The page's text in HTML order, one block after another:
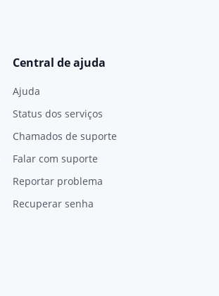
Central de ajuda
Ajuda
Status dos serviços
Chamados de suporte
Falar com suporte
Reportar problema
Recuperar senha